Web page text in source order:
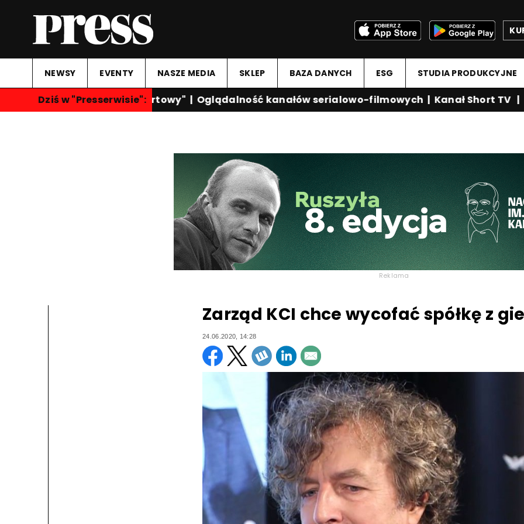
NEWSY EVENTY NASZE MEDIA SKLEP BAZA DANYCH ESG STUDIA PRODUKCYJNE
Dziś w "Presserwisie":
"Przegląd Sportowy"|Oglądalność kanałów serialowo-filmowych|Kanał Short TV |
Reklama
Zarząd KCI chce wycofać spółkę z
24.06.2020, 14:28